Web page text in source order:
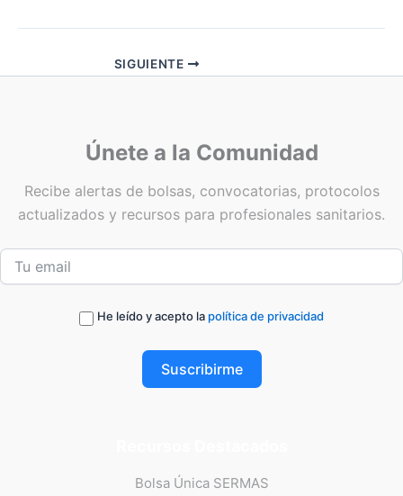
SIGUIENTE
Únete a la Comunidad
Recibe alertas de bolsas, convocatorias, protocolos
actualizados y recursos para profesionales sanitarios.
He leído y acepto la política de privacidad
Suscribirme
Bolsa Única SERMAS